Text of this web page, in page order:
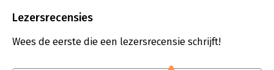
De crèche is het verzetsverhaal van jonge vrouwen die in
Moedige vrouwen met een vurige hoop voor de toekomst -
Uitgever:
Verschijningsdatum:
4-12-2020
Literatuur en romans
Lezersrecensies
Wees de eerste die een lezersrecensie schrijft!